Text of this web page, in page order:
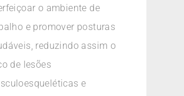
o ambiente de
e promover posturas
reduzindo assim o
de lesões
e